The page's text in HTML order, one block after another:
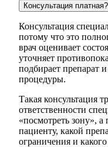
Консультация
Консультация
потому что это
врач оценивает
уточняет
подбирает препарат
процедуры.
Такая консультация
ответственности
«посмотреть зону»,
пациенту, какой
ограничения и